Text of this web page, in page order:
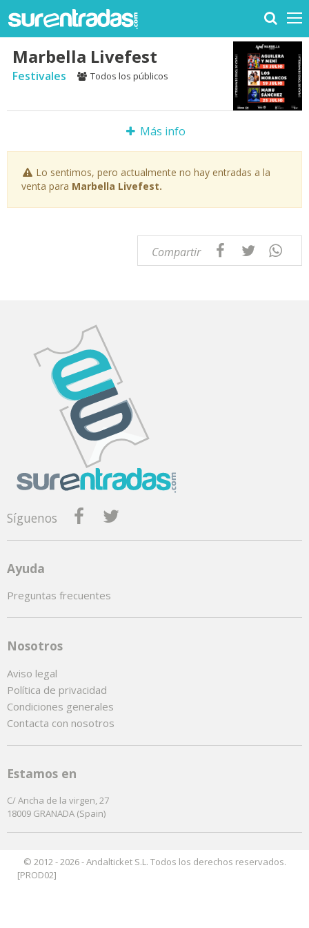
Marbella Livefest
Festivales Todos los públicos
Más info
Lo sentimos, pero actualmente no hay entradas a la
venta para Marbella Livefest.
Compartir
Síguenos
Ayuda
Preguntas frecuentes
Nosotros
Aviso legal
Política de privacidad
Condiciones generales
Contacta con nosotros
Estamos en
C/ Ancha de la virgen, 27
18009 GRANADA (Spain)
© 2012 - 2026 - Andalticket S.L. Todos los derechos reservados.
[PROD02]